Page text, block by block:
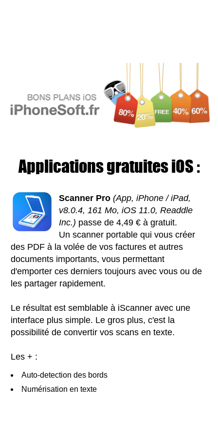
Applications gratuites iOS :
Scanner Pro (App, iPhone / iPad,
v8.0.4, 161 Mo, iOS 11.0, Readdle
Inc.) passe de 4,49 € à gratuit.
Un scanner portable qui vous créer
des PDF à la volée de vos factures et autres
documents importants, vous permettant
d'emporter ces derniers toujours avec vous ou de
les partager rapidement.
Le résultat est semblable à iScanner avec une
interface plus simple. Le gros plus, c'est la
possibilité de convertir vos scans en texte.
Les + :
Auto-detection des bords
Numérisation en texte